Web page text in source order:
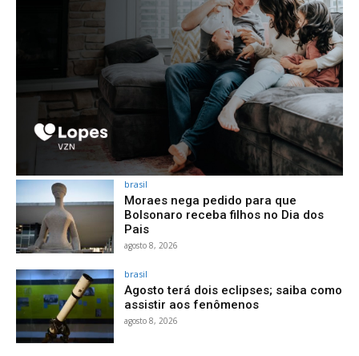
brasil
Moraes nega pedido para que
Bolsonaro receba filhos no Dia dos
Pais
agosto 8, 2026
brasil
Agosto terá dois eclipses; saiba como
assistir aos fenômenos
agosto 8, 2026